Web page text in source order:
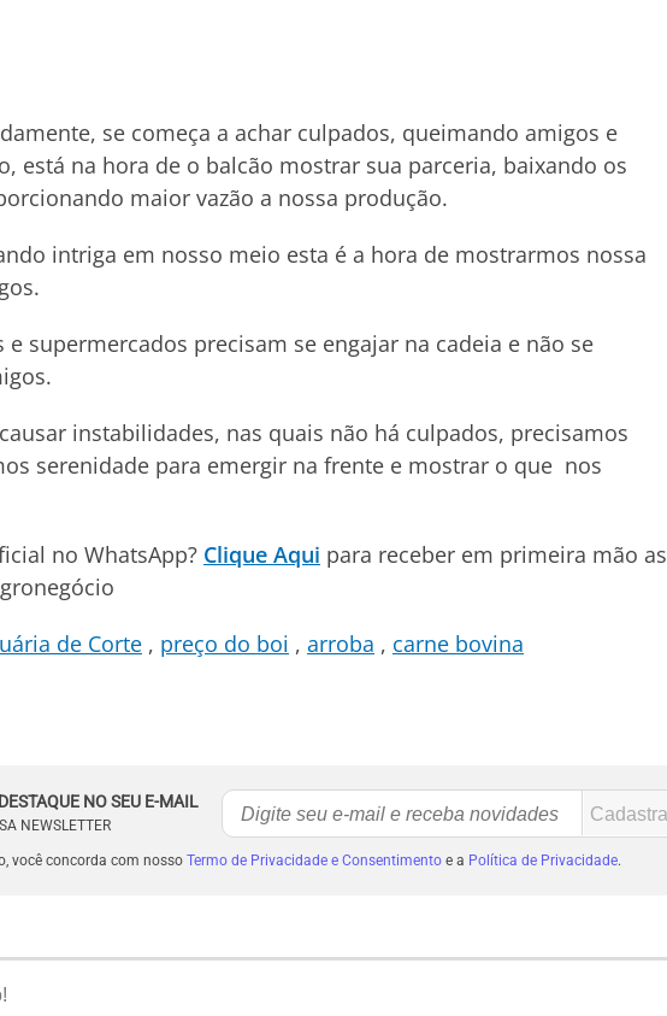
se começa a achar culpados, queimando amigos e
está na hora de o balcão mostrar sua parceria, baixando os
maior vazão a nossa produção.
intriga em nosso meio esta é a hora de mostrarmos nossa
e supermercados precisam se engajar na cadeia e não se
instabilidades, nas quais não há culpados, precisamos
serenidade para emergir na frente e mostrar o que nos
no WhatsApp? Clique Aqui para receber em primeira mão as
de Corte preço do boi arroba
carne bovina
NO SEU E-MAIL
NEWSLETTER
você concorda com nosso Termo de Privacidade e Consentimentoe a Política de Privacidade.